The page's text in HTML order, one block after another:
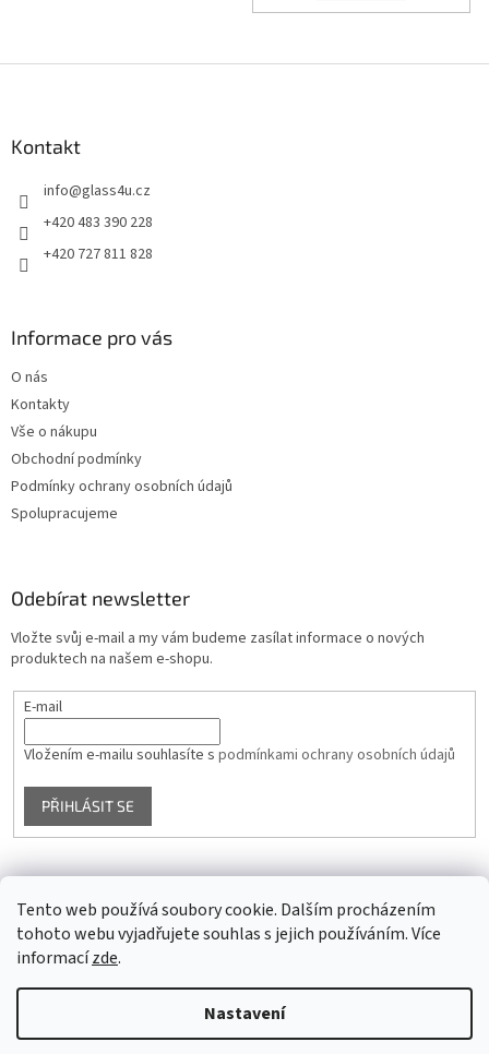
Tento web používá soubory cookie. Dalším procházením
tohoto webu vyjadřujete souhlas s jejich používáním. Více
informacízde.
Nastavení
Kontakt
info@glass4u.cz
+420 483 390 228
+420 727 811 828
Informace pro vás
O nás
Kontakty
Vše o nákupu
Obchodní podmínky
Podmínky ochrany osobních údajů
Spolupracujeme
Odebírat newsletter
Vložte svůj e-mail a my vám budeme zasílat informace o nových
produktech na našem e-shopu.
E-mail
Vložením e-mailu souhlasíte s podmínkami ochrany osobních údajů
PŘIHLÁSIT SE
Facebook